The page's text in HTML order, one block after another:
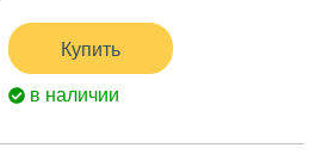
Купить
в наличии